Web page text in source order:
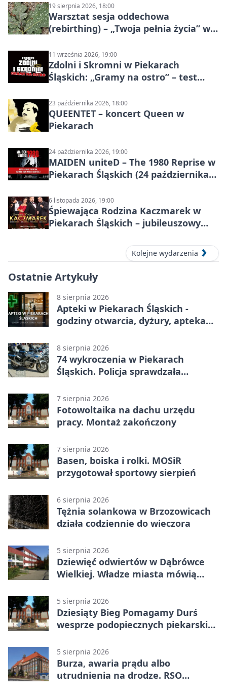
19 sierpnia 2026, 18:00
Warsztat sesja oddechowa
(rebirthing) – „Twoja pełnia życia” w
11 września 2026, 19:00
Zdolni i Skromni w Piekarach
Śląskich: „Gramy na ostro” – test
23 października 2026, 18:00
QUEENTET – koncert Queen w
Piekarach
24 października 2026, 19:00
MAIDEN uniteD – The 1980 Reprise w
Piekarach Śląskich (24 października
6 listopada 2026, 19:00
Śpiewająca Rodzina Kaczmarek w
Piekarach Śląskich – jubileuszowy
Kolejne wydarzenia
Ostatnie Artykuły
8 sierpnia 2026
Apteki w Piekarach Śląskich -
godziny otwarcia, dyżury, apteka
8 sierpnia 2026
74 wykroczenia w Piekarach
Śląskich. Policja sprawdzała
7 sierpnia 2026
Fotowoltaika na dachu urzędu
pracy. Montaż zakończony
7 sierpnia 2026
Basen, boiska i rolki. MOSiR
przygotował sportowy sierpień
6 sierpnia 2026
Tężnia solankowa w Brzozowicach
działa codziennie do wieczora
5 sierpnia 2026
Dziewięć odwiertów w Dąbrówce
Wielkiej. Władze miasta mówią
5 sierpnia 2026
Dziesiąty Bieg Pomagamy Durś
wesprze podopiecznych piekarskich
5 sierpnia 2026
Burza, awaria prądu albo
utrudnienia na drodze. RSO